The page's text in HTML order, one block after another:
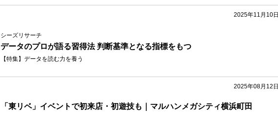
2025年11月10日
シーズリサーチ
データのプロが語る習得法 判断基準となる指標をもつ
【特集】データを読む力を養う
2025年08月12日
「東リベ」イベントで初来店・初遊技も｜マルハンメガシティ横浜町田